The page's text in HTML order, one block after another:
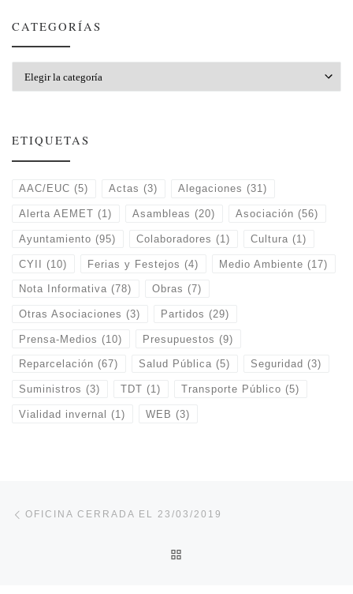
CATEGORÍAS
ETIQUETAS
AAC/EUC (5) Actas (3) Alegaciones (31)
Alerta AEMET (1) Asambleas (20) Asociación (56)
Ayuntamiento (95) Colaboradores (1) Cultura (1)
CYII (10) Ferias y Festejos (4) Medio Ambiente (17)
Nota Informativa (78) Obras (7)
Otras Asociaciones (3) Partidos (29)
Prensa-Medios (10) Presupuestos (9)
Reparcelación (67) Salud Pública (5) Seguridad (3)
Suministros (3) TDT (1) Transporte Público (5)
Vialidad invernal (1) WEB (3)
Navegación de entradas
OFICINA CERRADA EL 23/03/2019